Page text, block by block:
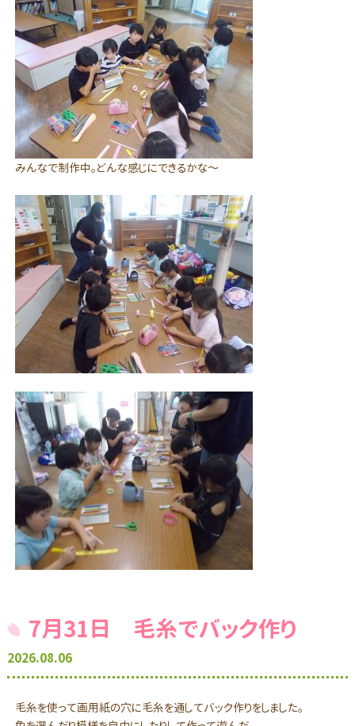
みんなで制作中。どんな感じにできるかな～
7月31日 毛糸でバック作り
2026.08.06
毛糸を使って画用紙の穴に毛糸を通してバック作りをしました。